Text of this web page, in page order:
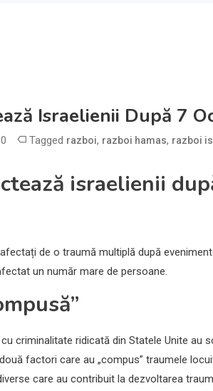
Israelienii După 7
0 Tagged razboi, razboi hamas, razboi
israelienii
de o traumă multiplă după
un număr mare de persoane.
criminalitate ridicată din Statele Unite au
factori care au „compus” traumele
care au contribuit la dezvoltarea